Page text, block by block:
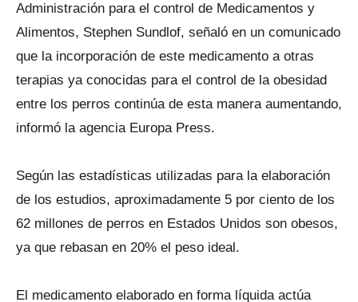
Administración para el control de Medicamentos y
Alimentos, Stephen Sundlof, señaló en un comunicado
que la incorporación de este medicamento a otras
terapias ya conocidas para el control de la obesidad
entre los perros continúa de esta manera aumentando,
informó la agencia Europa Press.
Según las estadísticas utilizadas para la elaboración
de los estudios, aproximadamente 5 por ciento de los
62 millones de perros en Estados Unidos son obesos,
ya que rebasan en 20% el peso ideal.
El medicamento elaborado en forma líquida actúa